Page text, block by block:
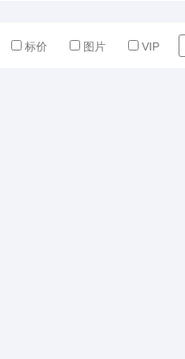
标价 图片 VIP